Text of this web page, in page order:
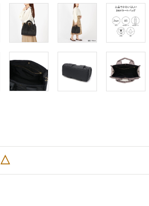
△